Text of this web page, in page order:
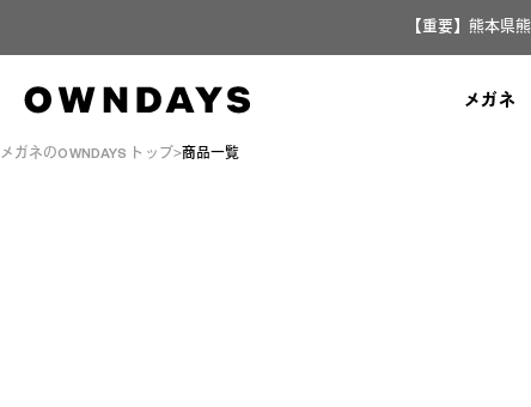
【重要】熊本県
メガネ
メガネのOWNDAYS トップ 商品一覧